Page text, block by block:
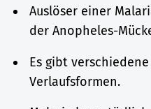
Auslöser einer
der Anopheles-
Es gibt
Verlaufsformen.